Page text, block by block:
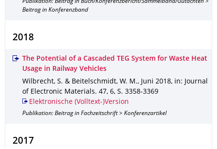
Publikation: Beitrag in Buch/Konferenzbericht/Sammelband/Gutachten >
Beitrag in Konferenzband
2018
The Potential of a Cascaded TEG System for Waste Heat
Usage in Railway Vehicles
Wilbrecht, S. & Beitelschmidt, W. M., Juni 2018, in: Journal
of Electronic Materials. 47, 6, S. 3358-3369
Elektronische (Volltext-)Version
Publikation: Beitrag in Fachzeitschrift > Konferenzartikel
2017